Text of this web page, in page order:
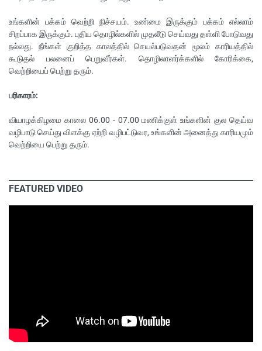
உங்களின் பக்கம் வெற்றி நிச்சயம். உண்மை இருக்கும் பக்கம் எல்லாம்
சிறப்பாக இருக்கும். புதிய தொழில்களில் முதலீடு செய்வது தள்ளி போடுவது
நல்லது. நீங்கள் குறித்த காலத்தில் செயல்படுவதன் மூலம் காரியத்தில்
கூடுதல் பலனைப் பெறுவீர்கள். தொழிலாளர்க்களில் கோரிக்கை,
வெற்றியைப் பெற்று தரும்.
பரிகாரம்:
வியாழக்கிழமை காலை 06.00 - 07.00 மணிக்குள் உங்களின் குல தெய்வ
வழிபாடு செய்து விளக்கு ஏற்றி வழிபட்டுவர, உங்களின் அனைத்து காரியமும்
வெற்றியை பெற்று தரும்.
FEATURED VIDEO